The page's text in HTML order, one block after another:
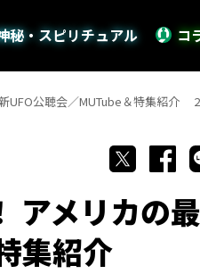
秘・スピリチュアル コ
UFO公聴会／MUTube＆特集紹介
アメリカの最
集紹介